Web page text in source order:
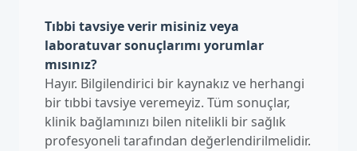
Tıbbi tavsiye verir misiniz veya
laboratuvar sonuçlarımı yorumlar
mısınız?
Hayır. Bilgilendirici bir kaynakız ve herhangi
bir tıbbi tavsiye veremeyiz. Tüm sonuçlar,
klinik bağlamınızı bilen nitelikli bir sağlık
profesyoneli tarafından değerlendirilmelidir.